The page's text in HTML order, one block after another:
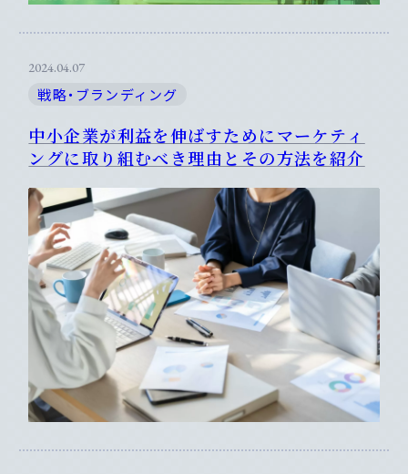
2024.04.07
戦略・ブランディング
中小企業が利益を伸ばすためにマーケティ
ングに取り組むべき理由とその方法を紹介